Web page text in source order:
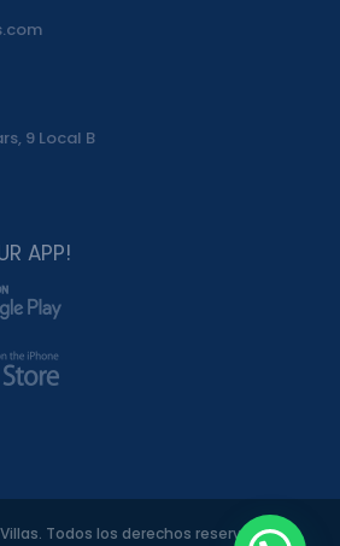
9 Local B
APP!
Villas. Todos los derechos reservados.